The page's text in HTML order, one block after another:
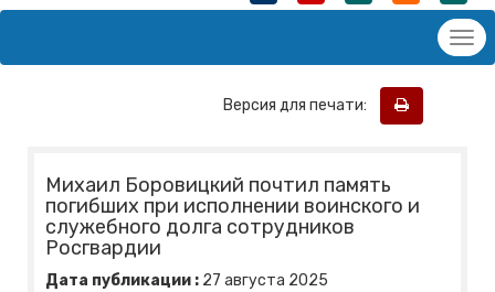
Версия для печати:
Михаил Боровицкий почтил память
погибших при исполнении воинского и
служебного долга сотрудников
Росгвардии
Дата публикации : 27 августа 2025